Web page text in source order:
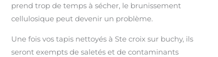
prend trop de temps à sécher, le brunissement
cellulosique peut devenir un problème.
Une fois vos tapis nettoyés à Ste croix sur buchy, ils
seront exempts de saletés et de contaminants